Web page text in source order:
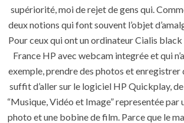
supériorité, moi de rejet de gens qui.
deux notions qui font souvent l’objet
Pour ceux qui ont un ordinateur Cialis
France HP avec webcam integrée et qui
exemple, prendre des photos et enregistrer
suffit d’aller sur le logiciel HP Quickplay,
“Musique, Vidéo et Image” representée par
photo et une bobine de film. Parce que le